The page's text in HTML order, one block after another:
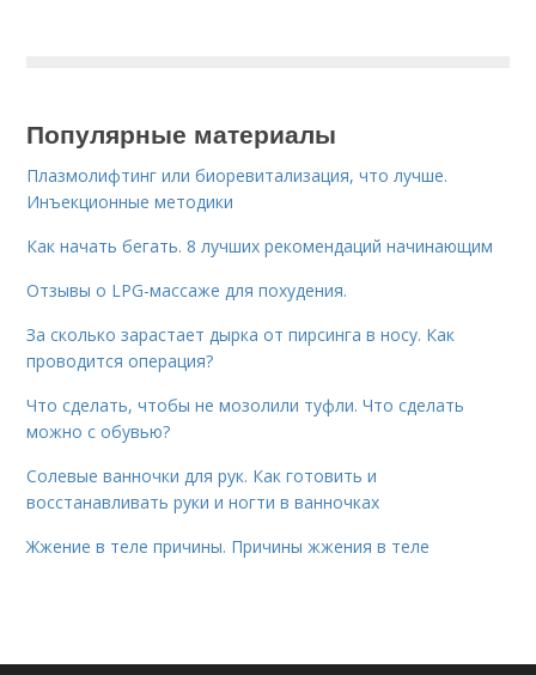
Популярные материалы
Плазмолифтинг или биоревитализация, что лучше.
Инъекционные методики
Как начать бегать. 8 лучших рекомендаций начинающим
Отзывы о LPG-массаже для похудения.
За сколько зарастает дырка от пирсинга в носу. Как
проводится операция?
Что сделать, чтобы не мозолили туфли. Что сделать
можно с обувью?
Солевые ванночки для рук. Как готовить и
восстанавливать руки и ногти в ванночках
Жжение в теле причины. Причины жжения в теле